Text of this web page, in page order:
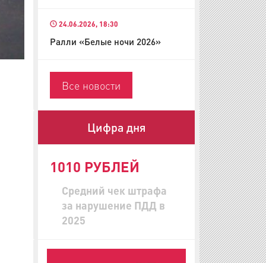
24.06.2026, 18:30
Ралли «Белые ночи 2026»
Все новости
Цифра дня
1010 РУБЛЕЙ
Средний чек штрафа
за нарушение ПДД в
2025